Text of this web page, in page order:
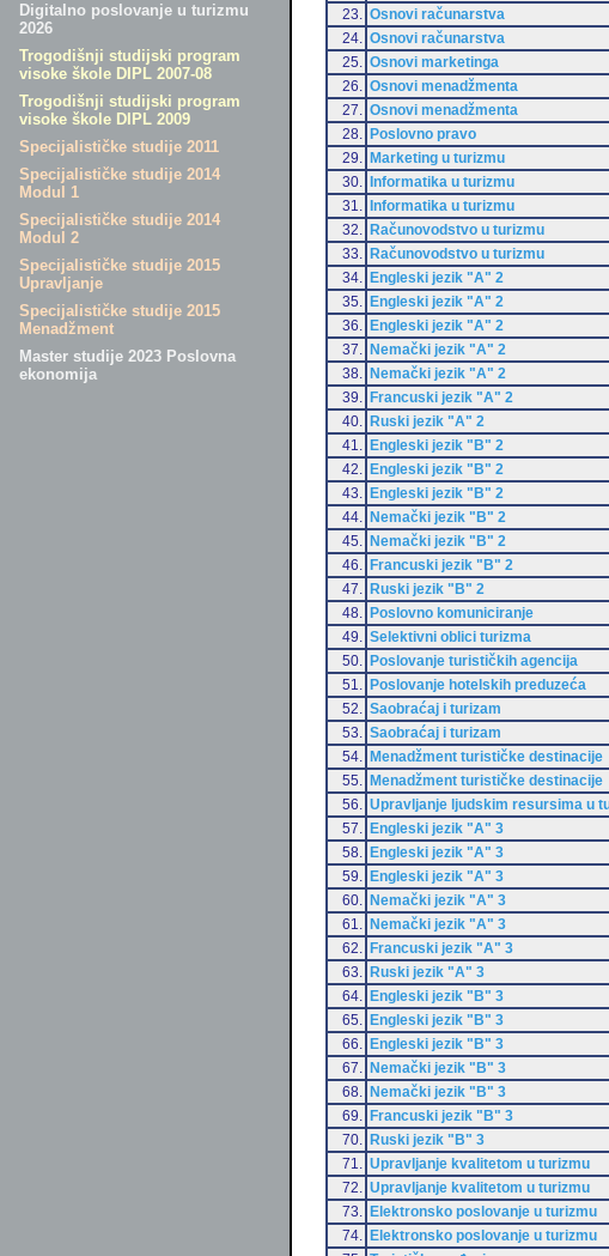
Digitalno poslovanje u turizmu
2026
Trogodišnji studijski program
visoke škole DIPL 2007-08
Trogodišnji studijski program
visoke škole DIPL 2009
Specijalističke studije 2011
Specijalističke studije 2014
Modul 1
Specijalističke studije 2014
Modul 2
Specijalističke studije 2015
Upravljanje
Specijalističke studije 2015
Menadžment
Master studije 2023 Poslovna
ekonomija
23.
Osnovi računarstva
24.
Osnovi računarstva
25.
Osnovi marketinga
26.
Osnovi menadžmenta
27.
Osnovi menadžmenta
28.
Poslovno pravo
29.
Marketing u turizmu
30.
Informatika u turizmu
31.
Informatika u turizmu
32.
Računovodstvo u turizmu
33.
Računovodstvo u turizmu
34.
Engleski jezik "A" 2
35.
Engleski jezik "A" 2
36.
Engleski jezik "A" 2
37.
Nemački jezik "A" 2
38.
Nemački jezik "A" 2
39.
Francuski jezik "A" 2
40.
Ruski jezik "A" 2
41.
Engleski jezik "B" 2
42.
Engleski jezik "B" 2
43.
Engleski jezik "B" 2
44.
Nemački jezik "B" 2
45.
Nemački jezik "B" 2
46.
Francuski jezik "B" 2
47.
Ruski jezik "B" 2
48.
Poslovno komuniciranje
49.
Selektivni oblici turizma
50.
Poslovanje turističkih agencija
51.
Poslovanje hotelskih preduzeća
52.
Saobraćaj i turizam
53.
Saobraćaj i turizam
54.
Menadžment turističke destinacije
55.
Menadžment turističke destinacije
56.
Upravljanje ljudskim resursima u
57.
Engleski jezik "A" 3
58.
Engleski jezik "A" 3
59.
Engleski jezik "A" 3
60.
Nemački jezik "A" 3
61.
Nemački jezik "A" 3
62.
Francuski jezik "A" 3
63.
Ruski jezik "A" 3
64.
Engleski jezik "B" 3
65.
Engleski jezik "B" 3
66.
Engleski jezik "B" 3
67.
Nemački jezik "B" 3
68.
Nemački jezik "B" 3
69.
Francuski jezik "B" 3
70.
Ruski jezik "B" 3
71.
Upravljanje kvalitetom u turizmu
72.
Upravljanje kvalitetom u turizmu
73.
Elektronsko poslovanje u turizmu
74.
Elektronsko poslovanje u turizmu